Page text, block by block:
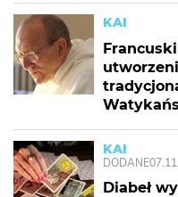
KAI
KAI
DODANE
Diabeł